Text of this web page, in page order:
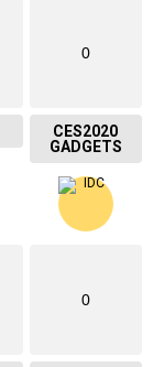
0
CES2020
GADGETS
0